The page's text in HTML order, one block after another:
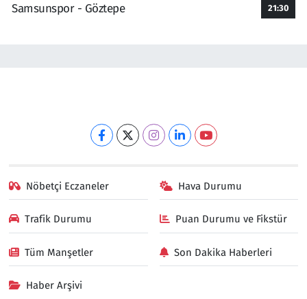
Samsunspor - Göztepe
21:30
Nöbetçi Eczaneler Hava Durumu
Trafik Durumu Puan Durumu ve Fikstür
Tüm Manşetler Son Dakika Haberleri
Haber Arşivi